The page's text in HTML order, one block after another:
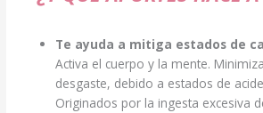
Te ayuda a mitiga estados de
Activa el cuerpo y la mente.
desgaste, debido a estados de
Originados por la ingesta excesiva